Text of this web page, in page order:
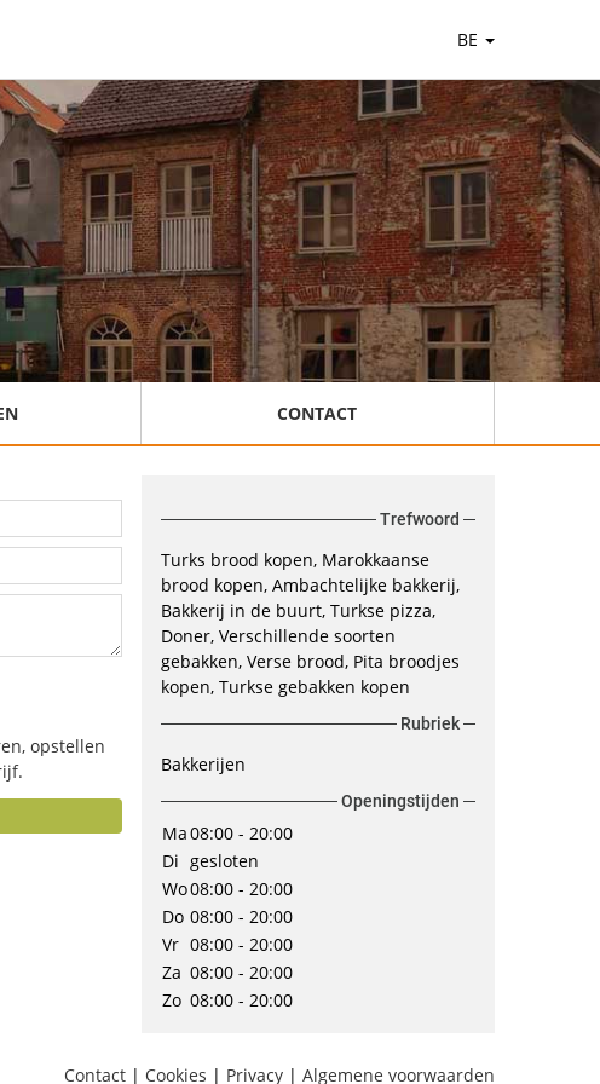
BE
CONTACT
opstellen
Trefwoord
Turks brood kopen Marokkaanse
brood kopen Ambachtelijke bakkerij
Bakkerij in de buurt Turkse pizza
Doner Verschillende soorten
gebakken Verse brood Pita broodjes
kopen Turkse gebakken kopen
Rubriek
Bakkerijen
Openingstijden
Ma08:00 - 20:00
Di gesloten
Wo08:00 - 20:00
Do 08:00 - 20:00
Vr 08:00 - 20:00
Za 08:00 - 20:00
Zo 08:00 - 20:00
Contact | Cookies | Privacy | Algemene voorwaarden